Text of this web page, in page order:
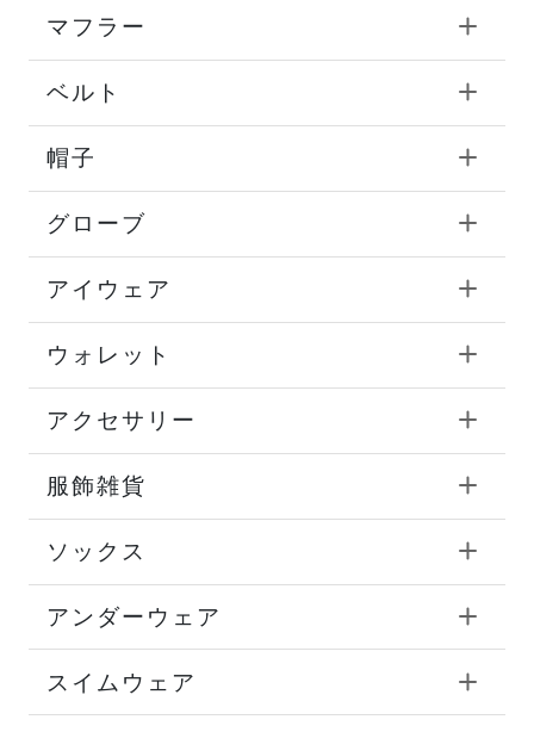
マフラー
ベルト
帽子
グローブ
アイウェア
ウォレット
アクセサリー
服飾雑貨
ソックス
アンダーウェア
スイムウェア